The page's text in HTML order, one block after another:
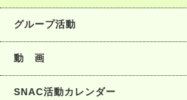
グループ活動
動 画
SNAC活動カレンダー